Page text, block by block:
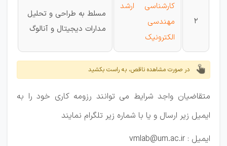
2
کارشناسی ارشد
مهندسی
الکترونیک
مسلط به طراحی و تحلیل
مدارات دیجیتال و آنالوگ
در صورت مشاهده ناقص، به راست بکشید
متقاضیان واجد شرایط می توانند رزومه کاری خود را به
ایمیل زیر ارسال و یا با شماره زیر تلگرام نمایند
ایمیل : vmlab@um.ac.ir